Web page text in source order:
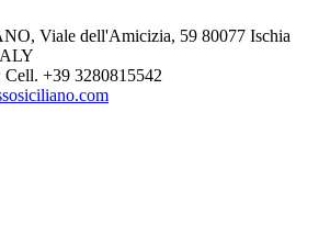
Viale dell'Amicizia, 59 80077 Ischia
Cell. +39 3280815542